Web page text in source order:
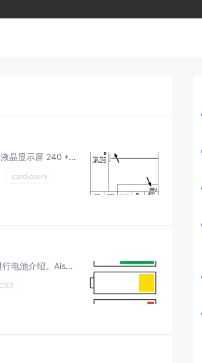
GE marquette cardioserv除颤仪治疗系统包括除颤仪、显示屏（液晶显示屏 240 * 320 像素）、打印机和电源装置。 这些部件布置在外壳内。 它是一个紧凑的装置，即使没有电池，也可以使用 230V 电源系统来实现。 该...
cardioserv
GE的麻醉机型号比较多，今天我们就以aisys cs2 麻醉机为例来进行电池介绍。Aisys CS2 可扩展、灵活且功能集成，具有最先进的设计、通气、呼吸监测和呼吸系统。 模块托架允许对传统 Datex-Ohmeda 患者监护仪进行物理集成...